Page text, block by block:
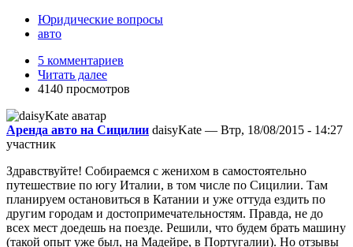
Юридические вопросы
авто
5 комментариев
Читать далее
4140 просмотров
Аренда авто на Сицилии daisyKate — Втр, 18/08/2015 - 14:27
участник
Здравствуйте! Собираемся с женихом в самостоятельно
путешествие по югу Италии, в том числе по Сицилии. Там
планируем остановиться в Катании и уже оттуда ездить по
другим городам и достопримечательностям. Правда, не до
всех мест доедешь на поезде. Решили, что будем брать машину
(такой опыт уже был, на Мадейре, в Португалии). Но отзывы